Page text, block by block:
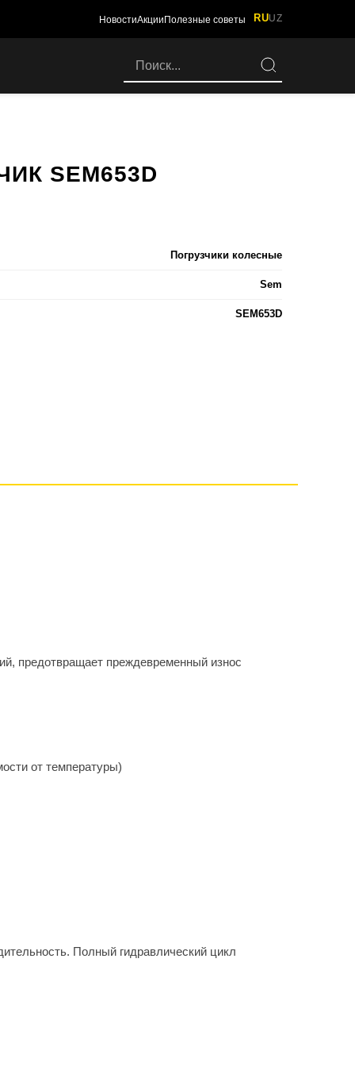
НовостиАкции Полезные советы RUUZ
SEM653D
Погрузчики колесные
Sem
SEM653D
предотвращает преждевременный износ
от температуры)
Полный гидравлический цикл